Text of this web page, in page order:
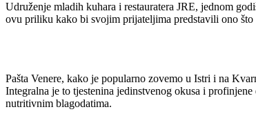
Udruženje mladih kuhara i restauratera JRE, jednom
ovu priliku kako bi svojim prijateljima predstavili ono
Pašta Venere, kako je popularno zovemo u Istri i na
Integralna je to tjestenina jedinstvenog okusa i
nutritivnim blagodatima.